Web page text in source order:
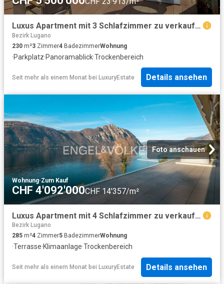
Luxus Apartment mit 3 Schlafzimmer zu verkaufen in Aldesago, Tessin
Bezirk Lugano
230 m²3 Zimmer4 BadezimmerWohnung
·Parkplatz·Panoramablick·Trockenbereich
Seit mehr als einem Monat bei LuxuryEstate Details ansehen
Foto anschauen
Wohnung·Zum Kauf
CHF 4'092'000CHF 14'357/m²
Luxus Apartment mit 4 Schlafzimmer zu verkaufen in Bissone, Tessin
Bezirk Lugano
285 m²4 Zimmer5 BadezimmerWohnung
·Terrasse·Klimaanlage·Trockenbereich
Seit mehr als einem Monat bei LuxuryEstate Details ansehen